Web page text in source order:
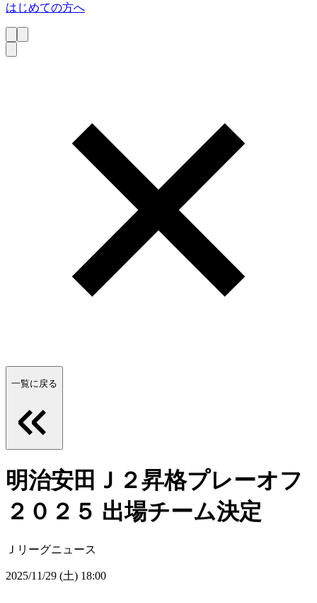
はじめての方へ
一覧に戻る
明治安田Ｊ２昇格プレーオフ
２０２５ 出場チーム決定
Ｊリーグニュース
2025/11/29 (土) 18:00